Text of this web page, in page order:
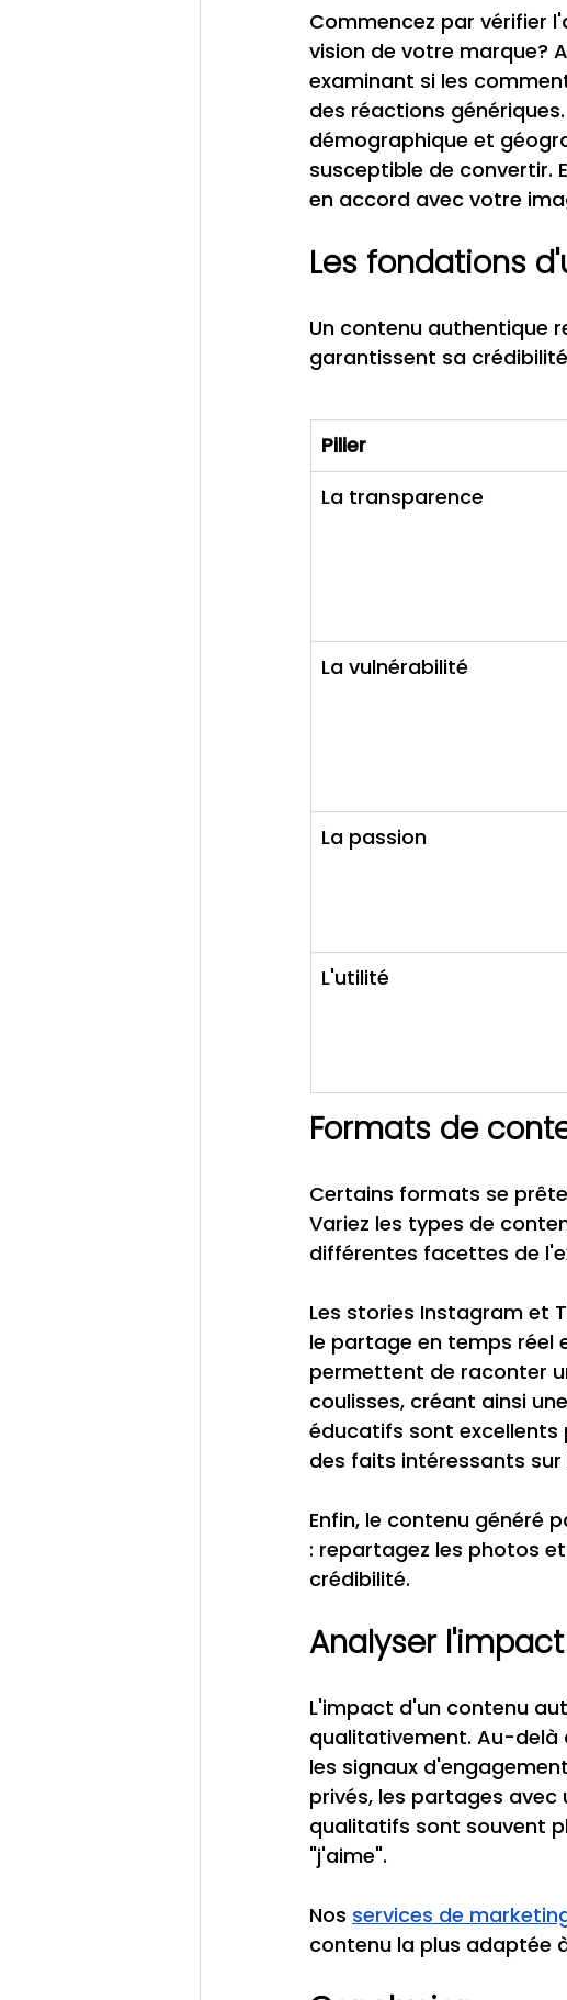
Commencez par vérifier
vision de votre marque?
examinant si les
des réactions
démographique et
susceptible de convertir.
en accord avec votre
Les fondations
Un contenu authentique
garantissent sa
Pilier
La transparence
La vulnérabilité
La passion
L'utilité
Formats de
Certains formats se
Variez les types de
différentes facettes de
Les stories Instagram et
le partage en temps réel
permettent de raconter
coulisses, créant ainsi
éducatifs sont excellents
des faits intéressants
Enfin, le contenu généré
: repartagez les photos
crédibilité.
Analyser
L'impact d'un contenu
qualitativement. Au-delà
les signaux
privés, les partages
qualitatifs sont souvent
"j'aime".
Nos services de
contenu la plus adaptée